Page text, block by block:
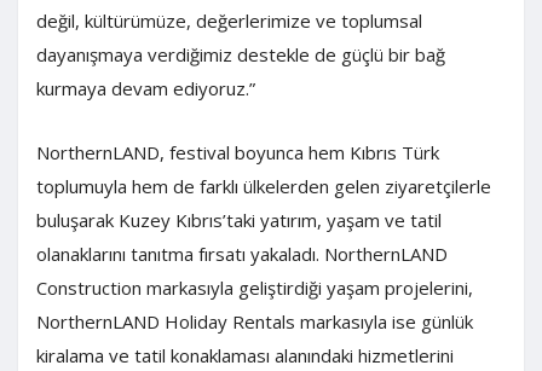
değil, kültürümüze, değerlerimize ve toplumsal
dayanışmaya verdiğimiz destekle de güçlü bir bağ
kurmaya devam ediyoruz.”
NorthernLAND, festival boyunca hem Kıbrıs Türk
toplumuyla hem de farklı ülkelerden gelen ziyaretçilerle
buluşarak Kuzey Kıbrıs’taki yatırım, yaşam ve tatil
olanaklarını tanıtma fırsatı yakaladı. NorthernLAND
Construction markasıyla geliştirdiği yaşam projelerini,
NorthernLAND Holiday Rentals markasıyla ise günlük
kiralama ve tatil konaklaması alanındaki hizmetlerini